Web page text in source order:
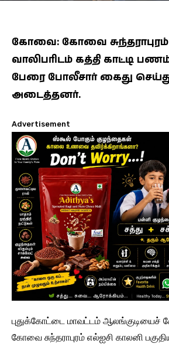
கோவை: கோவை சுந்தராபுரம்
வாலிபரிடம் கத்தி காட்டி
பேரை போலீசார் கைது
அடைத்தனர்.
Advertisement
புதுக்கோட்டை மாவட்டம் ஆலங்குடியைச்
கோவை சுந்தராபுரம் எல்ஐசி காலனி